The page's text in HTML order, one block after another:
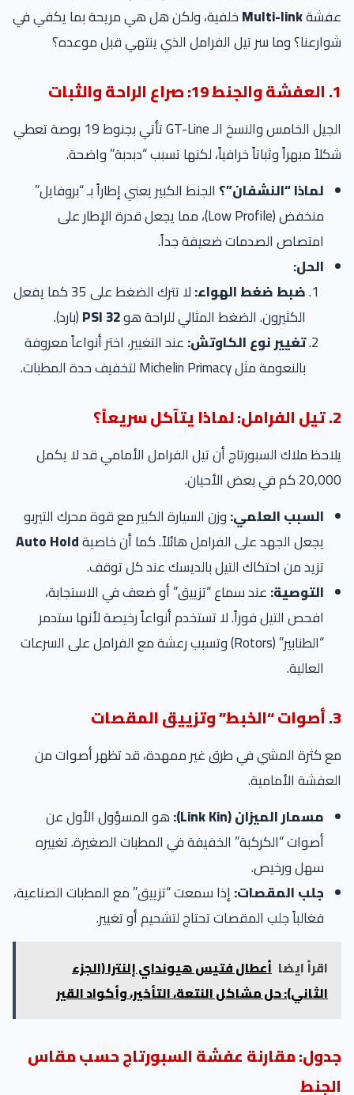
عفشةMulti-linkخلفية، ولكن هل هي مريحة بما يكفي في
شوارعنا؟ وما سر تيل الفرامل الذي ينتهي قبل موعده؟
1. العفشة والجنط 19: صراع الراحة والثبات
الجيل الخامس والنسخ الـ GT-Line تأتي بجنوط 19 بوصة تعطي
شكلاً مبهراً وثباتاً خرافياً، لكنها تسبب “دبدبة” واضحة.
لماذا “النشفان”؟ الجنط الكبير يعني إطاراً بـ “بروفايل”
منخفض (Low Profile)، مما يجعل قدرة الإطار على
امتصاص الصدمات ضعيفة جداً.
الحل:
ضبط ضغط الهواء:
لا تترك الضغط على 35 كما يفعل
الكثيرون. الضغط المثالي للراحة هو32 PSI
(بارد).
تغيير نوع الكاوتش:عند التغيير، اختر أنواعاً معروفة
بالنعومة مثل Michelin Primacy لتخفيف حدة المطبات.
2. تيل الفرامل: لماذا يتآكل سريعاً؟
يلاحظ ملاك السبورتاج أن تيل الفرامل الأمامي قد لا يكمل
20,000 كم في بعض الأحيان.
السبب العلمي:وزن السيارة الكبير مع قوة محرك التيربو
يجعل الجهد على الفرامل هائلاً. كما أن خاصيةAuto Hold
تزيد من احتكاك التيل بالديسك عند كل توقف.
التوصية:عند سماع “تزييق” أو ضعف في الاستجابة،
افحص التيل فوراً. لا تستخدم أنواعاً رخيصة لأنها ستدمر
“الطنابير” (Rotors) وتسبب رعشة مع الفرامل على السرعات
العالية.
3. أصوات “الخبط” وتزييق المقصات
مع كثرة المشي في طرق غير ممهدة، قد تظهر أصوات من
العفشة الأمامية.
مسمار الميزان (Link Kin):
هو المسؤول الأول عن
أصوات “الكركبة” الخفيفة في المطبات الصغيرة. تغييره
سهل ورخيص.
جلب المقصات:إذا سمعت “تزييق” مع المطبات الصناعية،
فغالباً جلب المقصات تحتاج لتشحيم أو تغيير.
اقرأ ايضا أعطال فتيس هيونداي إلنترا (الجزء
الثاني): حل مشاكل النتعة، التأخير، وأكواد القير
جدول: مقارنة عفشة السبورتاج حسب مقاس
الجنط